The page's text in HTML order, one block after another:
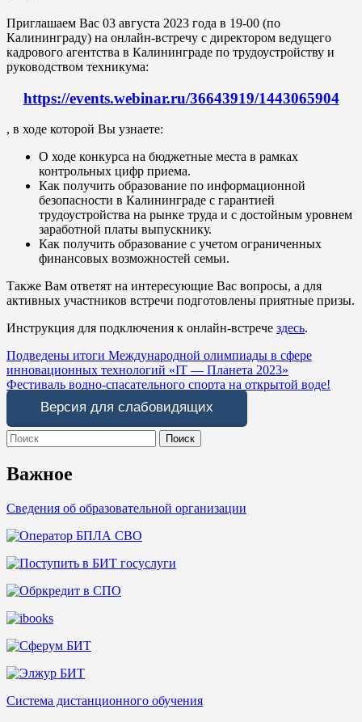
Приглашаем Вас 03 августа 2023 года в 19-00 (по
Калининграду) на онлайн-встречу с директором ведущего
кадрового агентства в Калининграде по трудоустройству и
руководством техникума:
https://events.webinar.ru/36643919/1443065904
, в ходе которой Вы узнаете:
О ходе конкурса на бюджетные места в рамках
контрольных цифр приема.
Как получить образование по информационной
безопасности в Калининграде с гарантией
трудоустройства на рынке труда и с достойным уровнем
заработной платы выпускнику.
Как получить образование с учетом ограниченных
финансовых возможностей семьи.
Также Вам ответят на интересующие Вас вопросы, а для
активных участников встречи подготовлены приятные призы.
Инструкция для подключения к онлайн-встрече здесь.
Навигация
по
записям
Подведены итоги Международной олимпиады в сфере
инновационных технологий «IT — Планета 2023»
Фестиваль водно-спасательного спорта на открытой воде!
Версия для слабовидящих
Search
for:
Важное
Сведения об образовательной организации
Система дистанционного обучения